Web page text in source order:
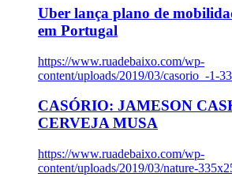
Uber lança plano de
em Portugal
https://www.ruadebaixo.com/wp-
content/uploads/2019/03/casorio_-1-
CASÓRIO: JAMESON
CERVEJA MUSA
https://www.ruadebaixo.com/wp-
content/uploads/2019/03/nature-